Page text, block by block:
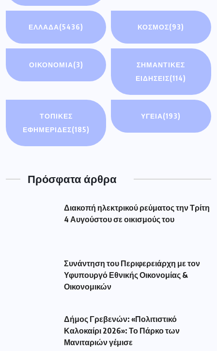
ΕΛΛΑΔΑ(5436) ΚΟΣΜΟΣ(93)
ΟΙΚΟΝΟΜΊΑ(3)
ΣΗΜΑΝΤΙΚΈΣ
ΕΙΔΉΣΕΙΣ(114)
ΤΟΠΙΚΕΣ
ΕΦΗΜΕΡΙΔΕΣ(185)
ΥΓΕΙΑ(193)
Πρόσφατα άρθρα
Διακοπή ηλεκτρικού ρεύματος την Τρίτη
4 Αυγούστου σε οικισμούς του
Συνάντηση του Περιφερειάρχη με τον
Υφυπουργό Εθνικής Οικονομίας &
Οικονομικών
Δήμος Γρεβενών: «Πολιτιστικό
Καλοκαίρι 2026»: Το Πάρκο των
Μανιταριών γέμισε